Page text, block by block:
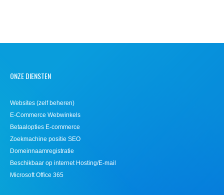
ONZE DIENSTEN
Websites (zelf beheren)
E-Commerce Webwinkels
Betaalopties E-commerce
Zoekmachine positie SEO
Domeinnaamregistratie
Beschikbaar op internet Hosting/E-mail
Microsoft Office 365